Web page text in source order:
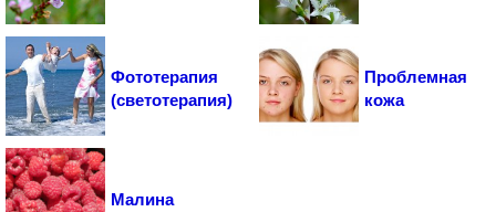
Фототерапия
(светотерапия)
Проблемная
кожа
Малина